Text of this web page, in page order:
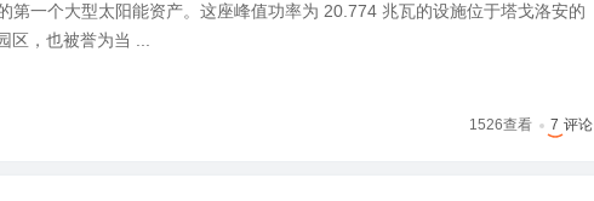
第一个大型太阳能资产。这座峰值功率为 20.774 兆瓦的设施位于塔戈洛安的
区，也被誉为当 ...
1526查看 7 评论